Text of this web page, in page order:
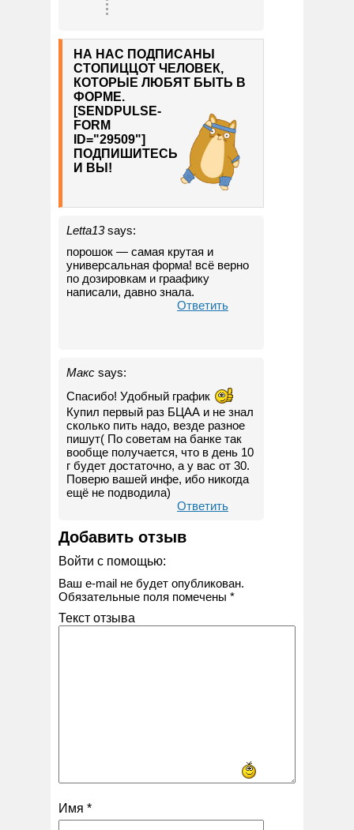
НА НАС ПОДПИСАНЫ
СТОПИЦЦОТ ЧЕЛОВЕК,
КОТОРЫЕ ЛЮБЯТ БЫТЬ В
ФОРМЕ.
[SENDPULSE-
FORM
ID="29509"]
ПОДПИШИТЕСЬ
И ВЫ!
Letta13 says:
порошок — самая крутая и
универсальная форма! всё верно
по дозировкам и граафику
написали, давно знала.
Ответить
Макс says:
Спасибо! Удобный график
Купил первый раз БЦАА и не знал
сколько пить надо, везде разное
пишут( По советам на банке так
вообще получается, что в день 10
г будет достаточно, а у вас от 30.
Поверю вашей инфе, ибо никогда
ещё не подводила)
Ответить
Добавить отзыв
Войти с помощью:
Ваш e-mail не будет опубликован.
Обязательные поля помечены *
Текст отзыва
Имя *